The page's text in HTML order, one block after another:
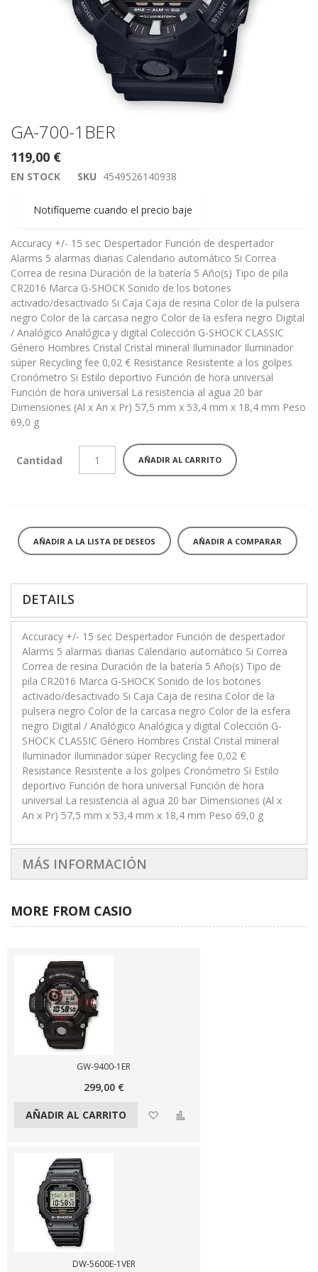
GA-700-1BER
119,00 €
EN STOCK SKU 4549526140938
Notifíqueme cuando el precio baje
Accuracy +/- 15 sec Despertador Función de despertador
Alarms 5 alarmas diarias Calendario automático Si Correa
Correa de resina Duración de la batería 5 Año(s) Tipo de pila
CR2016 Marca G-SHOCK Sonido de los botones
activado/desactivado Si Caja Caja de resina Color de la pulsera
negro Color de la carcasa negro Color de la esfera negro Digital
/ Analógico Analógica y digital Colección G-SHOCK CLASSIC
Género Hombres Cristal Cristal mineral Iluminador Iluminador
súper Recycling fee 0,02 € Resistance Resistente a los golpes
Cronómetro Si Estilo deportivo Función de hora universal
Función de hora universal La resistencia al agua 20 bar
Dimensiones (Al x An x Pr) 57,5 mm x 53,4 mm x 18,4 mm Peso
69,0 g
Cantidad AÑADIR AL CARRITO
AÑADIR A LA LISTA DE DESEOS AÑADIR A COMPARAR
Saltar
al
comienzo
de
DETAILS
Accuracy +/- 15 sec Despertador Función de despertador
Alarms 5 alarmas diarias Calendario automático Si Correa
Correa de resina Duración de la batería 5 Año(s) Tipo de
pila CR2016 Marca G-SHOCK Sonido de los botones
activado/desactivado Si Caja Caja de resina Color de la
pulsera negro Color de la carcasa negro Color de la esfera
negro Digital / Analógico Analógica y digital Colección G-
SHOCK CLASSIC Género Hombres Cristal Cristal mineral
Iluminador Iluminador súper Recycling fee 0,02 €
Resistance Resistente a los golpes Cronómetro Si Estilo
deportivo Función de hora universal Función de hora
universal La resistencia al agua 20 bar Dimensiones (Al x
An x Pr) 57,5 mm x 53,4 mm x 18,4 mm Peso 69,0 g
MÁS INFORMACIÓN
MORE FROM CASIO
GW-9400-1ER
299,00 €
AÑADIR AL CARRITO Añadir a la lista de deseos
DW-5600E-1VER